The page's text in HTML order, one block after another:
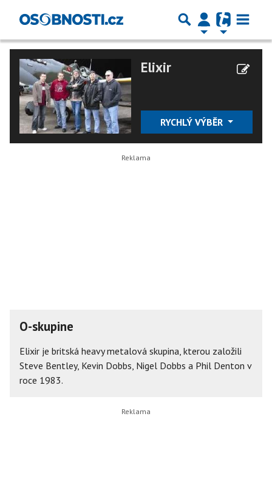
Elixir
RYCHLÝ VÝBĚR
O-skupine
Elixir je britská heavy metalová skupina, kterou založili
Steve Bentley, Kevin Dobbs, Nigel Dobbs a Phil Denton v
roce 1983.